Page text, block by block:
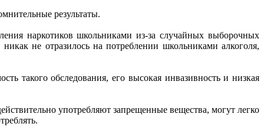
результаты.
наркотиков школьниками из-за случайных выборочных
не отразилось на потреблении школьниками алкоголя,
такого обследования, его высокая инвазивность и низкая
употребляют запрещенные вещества, могут легко